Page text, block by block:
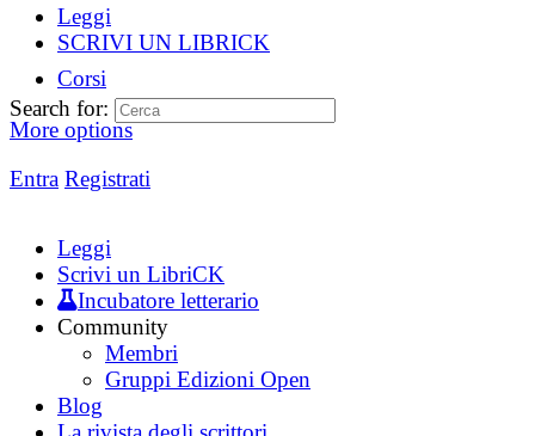
Leggi
SCRIVI UN LIBRICK
Corsi
More options
Entra Registrati
Search for:
Leggi
Scrivi un LibriCK
Incubatore letterario
Community
Membri
Gruppi Edizioni Open
Blog